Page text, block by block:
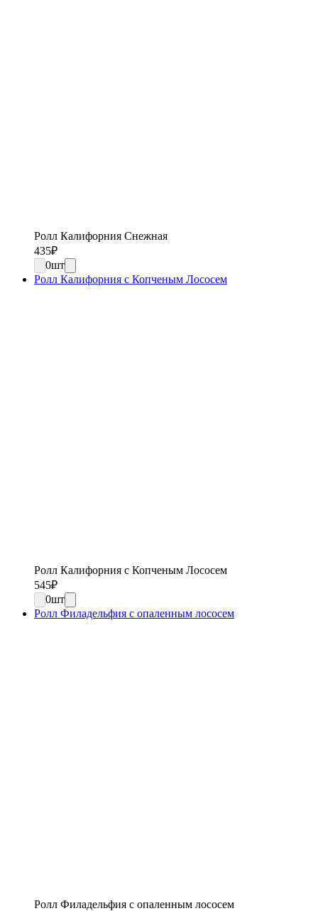
Ролл Калифорния Снежная
435₽
0шт
Ролл Калифорния с Копченым Лососем
Ролл Калифорния с Копченым Лососем
545₽
0шт
Ролл Филадельфия с опаленным лососем
Ролл Филадельфия с опаленным лососем